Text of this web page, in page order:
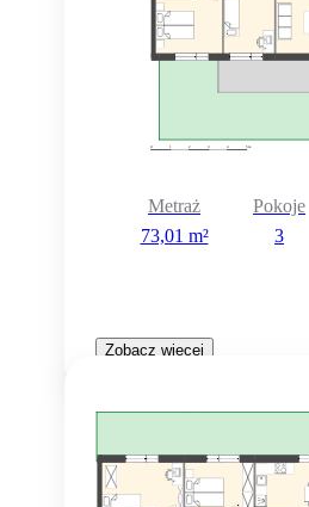
Metraż
73,01 m²
Pokoje
3
Zobacz więcej